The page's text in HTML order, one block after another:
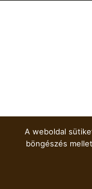
A weboldal
böngészés